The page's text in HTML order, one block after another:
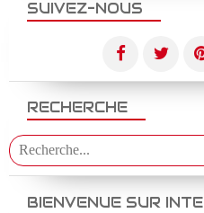
SUIVEZ-NOUS
RECHERCHE
BIENVENUE SUR